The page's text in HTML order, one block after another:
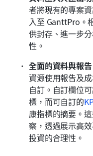
者將現有的專案
入至 GanttPro。
供封存、進一步
性。
全面的資料與報告
資源使用報告及
自訂。自訂欄位
標，而可自訂的
康指標的摘要。
察，透過展示高
投資的合理性。